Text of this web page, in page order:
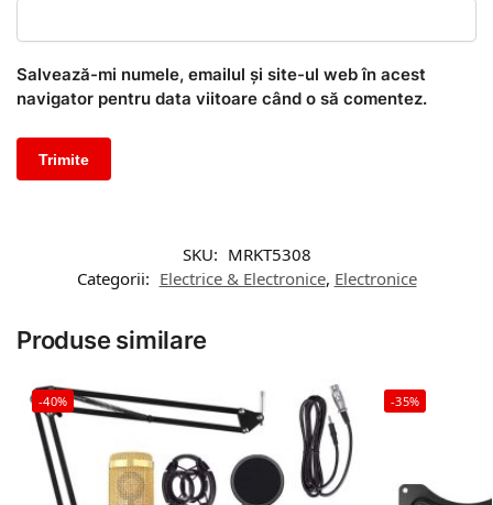
Salvează-mi numele, emailul și site-ul web în acest
navigator pentru data viitoare când o să comentez.
SKU: MRKT5308
Categorii: Electrice & Electronice, Electronice
Produse similare
-40% -35%